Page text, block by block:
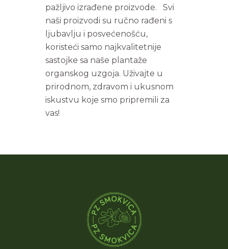
pažljivo izrađene proizvode. Svi
naši proizvodi su ručno rađeni s
ljubavlju i posvećenošću,
koristeći samo najkvalitetnije
sastojke sa naše plantaže
organskog uzgoja. Uživajte u
prirodnom, zdravom i ukusnom
iskustvu koje smo pripremili za
vas!